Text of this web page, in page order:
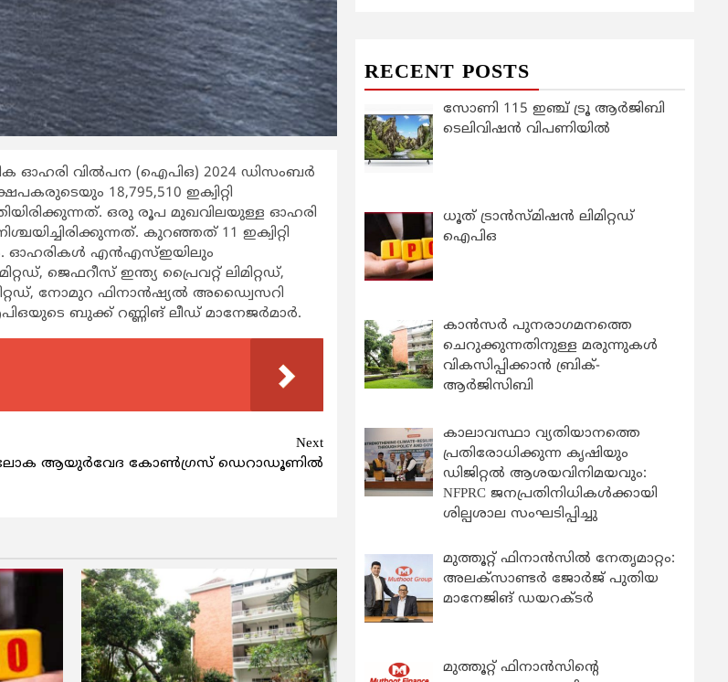
ഓഹരി വില്‍പന (ഐപിഒ) 2024 ഡിസംബര്‍
18,795,510 ഇക്വിറ്റി
ഒരു രൂപ മുഖവിലയുള്ള ഓഹരി
കുറഞ്ഞത് 11 ഇക്വിറ്റി
ഓഹരികള്‍ എന്‍എസ്ഇയിലും
ജെഫറീസ് ഇന്ത്യ പ്രൈവറ്റ് ലിമിറ്റഡ്,
നോമുറ ഫിനാന്‍ഷ്യല്‍ അഡ്വൈസറി
ബുക്ക് റണ്ണിങ് ലീഡ് മാനേജര്‍മാര്‍.
Next
ആയുര്‍വേദ കോണ്‍ഗ്രസ് ഡെറാഡൂണില്‍
RECENT POSTS
സോണി 115 ഇഞ്ച് ട്രൂ ആർജിബി
ടെലിവിഷൻ വിപണിയിൽ
ധൂത് ട്രാൻസ്മിഷൻ ലിമിറ്റഡ്
ഐപിഒ
കാന്‍സര്‍ പുനരാഗമനത്തെ
ചെറുക്കുന്നതിനുള്ള മരുന്നുകള്‍
വികസിപ്പിക്കാന്‍ ബ്രിക്-
ആര്‍ജിസിബി
കാലാവസ്ഥാ വ്യതിയാനത്തെ
പ്രതിരോധിക്കുന്ന കൃഷിയും
ഡിജിറ്റൽ ആശയവിനിമയവും:
NFPRC ജനപ്രതിനിധികൾക്കായി
ശില്പശാല സംഘടിപ്പിച്ചു
മുത്തൂറ്റ് ഫിനാൻസിൽ നേതൃമാറ്റം:
അലക്സാണ്ടർ ജോർജ് പുതിയ
മാനേജിങ് ഡയറക്ടർ
മുത്തൂറ്റ് ഫിനാൻസിന്റെ